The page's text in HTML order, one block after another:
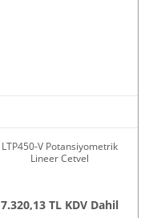
LTP450-V Potansiyometrik
Lineer Cetvel
7.320,13 TL KDV Dahil